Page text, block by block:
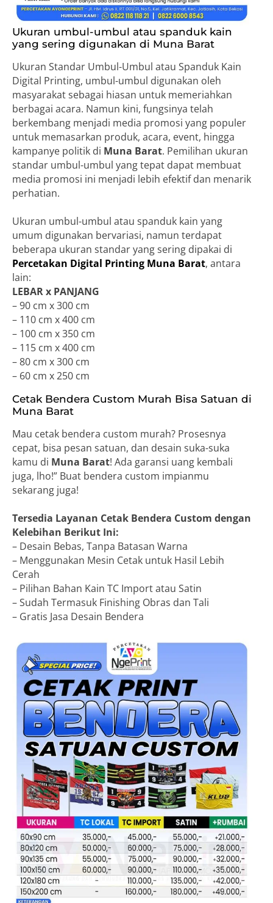
Ukuran umbul-umbul atau spanduk kain
yang sering digunakan di Muna Barat
Ukuran Standar Umbul-Umbul atau Spanduk Kain
Digital Printing, umbul-umbul digunakan oleh
masyarakat sebagai hiasan untuk memeriahkan
berbagai acara. Namun kini, fungsinya telah
berkembang menjadi media promosi yang populer
untuk memasarkan produk, acara, event, hingga
kampanye politik di Muna Barat. Pemilihan ukuran
standar umbul-umbul yang tepat dapat membuat
media promosi ini menjadi lebih efektif dan menarik
perhatian.
Ukuran umbul-umbul atau spanduk kain yang
umum digunakan bervariasi, namun terdapat
beberapa ukuran standar yang sering dipakai di
Percetakan Digital Printing Muna Barat, antara
lain:
LEBAR x PANJANG
– 90 cm x 300 cm
– 110 cm x 400 cm
– 100 cm x 350 cm
– 115 cm x 400 cm
– 80 cm x 300 cm
– 60 cm x 250 cm
Cetak Bendera Custom Murah Bisa Satuan di
Muna Barat
Mau cetak bendera custom murah? Prosesnya
cepat, bisa pesan satuan, dan desain suka-suka
kamu di Muna Barat! Ada garansi uang kembali
juga, lho!” Buat bendera custom impianmu
sekarang juga!
Tersedia Layanan Cetak Bendera Custom dengan
Kelebihan Berikut Ini:
– Desain Bebas, Tanpa Batasan Warna
– Menggunakan Mesin Cetak untuk Hasil Lebih
Cerah
– Pilihan Bahan Kain TC Import atau Satin
– Sudah Termasuk Finishing Obras dan Tali
– Gratis Jasa Desain Bendera